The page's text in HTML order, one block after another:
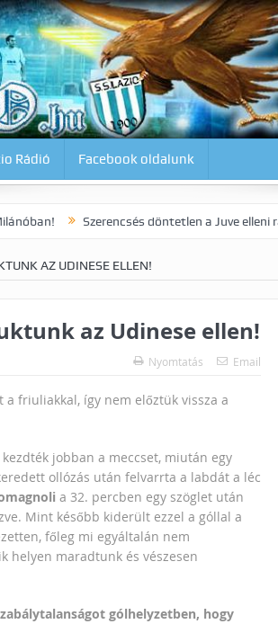
Rádió Facebook oldalunk
Szerencsés döntetlen a Juve elleni rangadón!
AZ UDINESE ELLEN!
az Udinese ellen!
Nyomtatás Email
friuliakkal, így nem előztük vissza a
jobban a meccset, miután egy
ollózás után felvarrta a labdát a léc
a 32. percben egy szöglet után
Mint később kiderült ezzel a góllal a
főleg mi egyáltalán nem
helyen maradtunk és vészesen
gólhelyzetben, hogy